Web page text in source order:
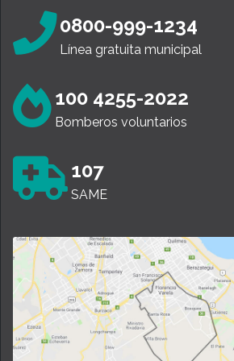
0800-999-1234
Línea gratuita municipal
100 4255-2022
Bomberos voluntarios
107
SAME